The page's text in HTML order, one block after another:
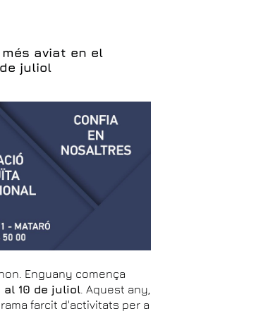
aviat en el
juliol
Enguany comença
10 de juliol
. Aquest any,
farcit d'activitats per a